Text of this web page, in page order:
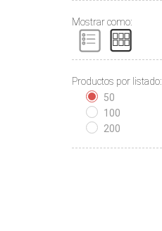
Mostrar como:
Productos por listado:
50
100
200